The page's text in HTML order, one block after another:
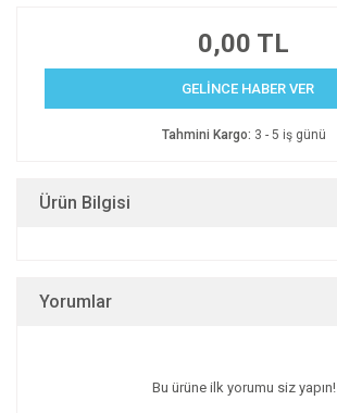
0,00 TL
GELİNCE HABER VER
Tahmini Kargo: 3 - 5 iş günü
Ürün Bilgisi
Yorumlar
Bu ürüne ilk yorumu siz yapın!